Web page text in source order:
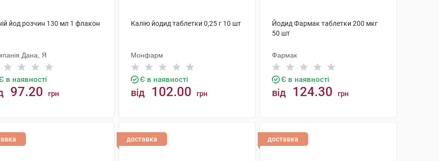
йод розчин 130 мл 1 флакон
Дана, Я
в наявності
97.20 грн
Калію йодид таблетки 0,25 г 10 шт
Монфарм
Є в наявності
від 102.00 грн
Йодид Фармак таблетки 200 мкг
50 шт
Фармак
Є в наявності
від 124.30 грн
доставка доставка